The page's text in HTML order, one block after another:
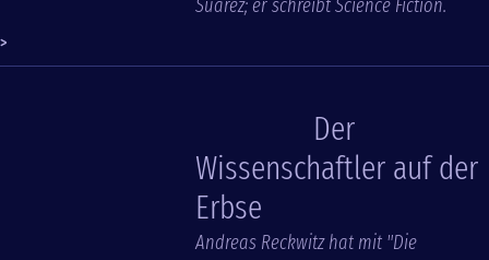
Suarez; er schreibt Science Fiction.
>
Der
Wissenschaftler auf der
Erbse
Andreas Reckwitz hat mit "Die